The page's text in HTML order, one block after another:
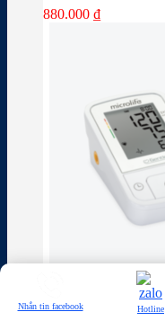
880.000 ₫
Nhắn tin facebook Hotline